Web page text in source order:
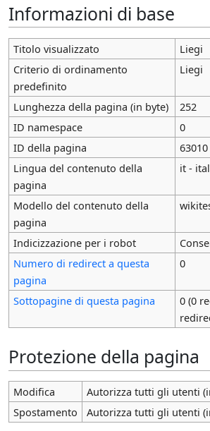
Informazioni di base
Titolo visualizzato
Liegi
Criterio di ordinamento
predefinito
Liegi
Lunghezza della pagina (in byte)
252
ID namespace
0
ID della pagina
63010
Lingua del contenuto della
pagina
it -
Modello del contenuto della
pagina
Indicizzazione per i robot
Numero di redirect a questa
pagina
0
Sottopagine di questa pagina
0 (0
Protezione della pagina
Modifica
Autorizza tutti gli utenti
Spostamento
Autorizza tutti gli utenti